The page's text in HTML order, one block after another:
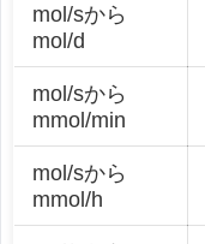
mol/sから
mol/d
mol/sから
mmol/min
mol/sから
mmol/h